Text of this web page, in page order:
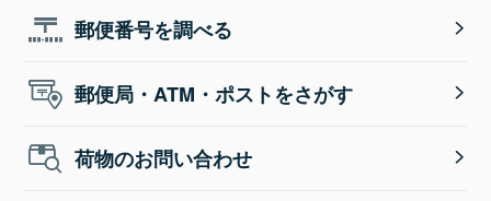
郵便番号を調べる
郵便局・ATM・ポストをさがす
荷物のお問い合わせ